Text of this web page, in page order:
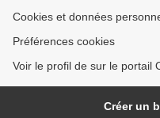
Cookies et données
Préférences cookies
Voir le profil de sur le portail
Créer un